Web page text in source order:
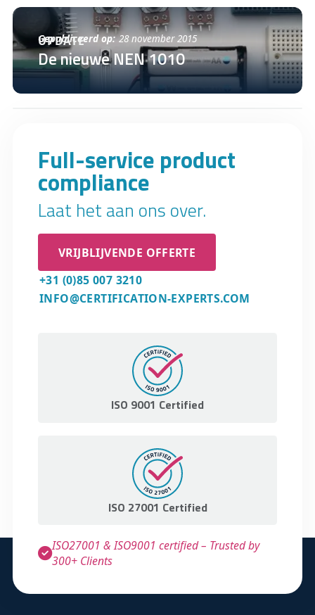
Gepubliceerd op: 28 november 2015
UPDATE
De nieuwe NEN 1010
Full-service product
compliance
Laat het aan ons over.
VRIJBLIJVENDE OFFERTE
+31 (0)85 007 3210
INFO@CERTIFICATION-EXPERTS.COM
ISO 9001 Certified
ISO 27001 Certified
ISO27001 & ISO9001 certified – Trusted by
300+ Clients